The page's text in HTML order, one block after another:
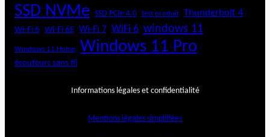
SSD NVMe SSD PCIe 4.0 test produit Thunderbolt 4
Wi-Fi 6 Wi-Fi 6E Wi-Fi 7 WiFi 6 windows 11
Windows 11 Home Windows 11 Pro
écouteurs sans fil
Informations légales et confidentialité
Mentions légales simplifiées